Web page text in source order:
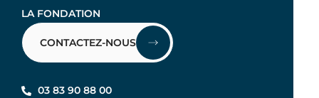
LA FONDATION
CONTACTEZ-NOUS
03 83 90 88 00